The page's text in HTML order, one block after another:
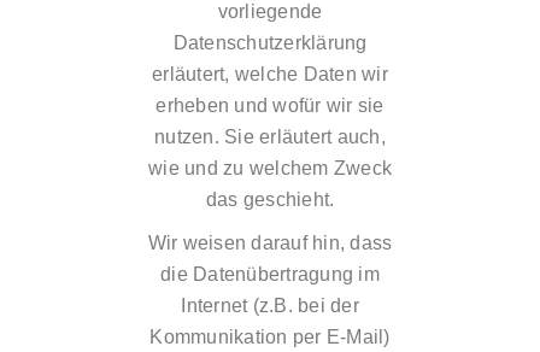
vorliegende
Datenschutzerklärung
erläutert, welche Daten wir
erheben und wofür wir sie
nutzen. Sie erläutert auch,
wie und zu welchem Zweck
das geschieht.
Wir weisen darauf hin, dass
die Datenübertragung im
Internet (z.B. bei der
Kommunikation per E-Mail)